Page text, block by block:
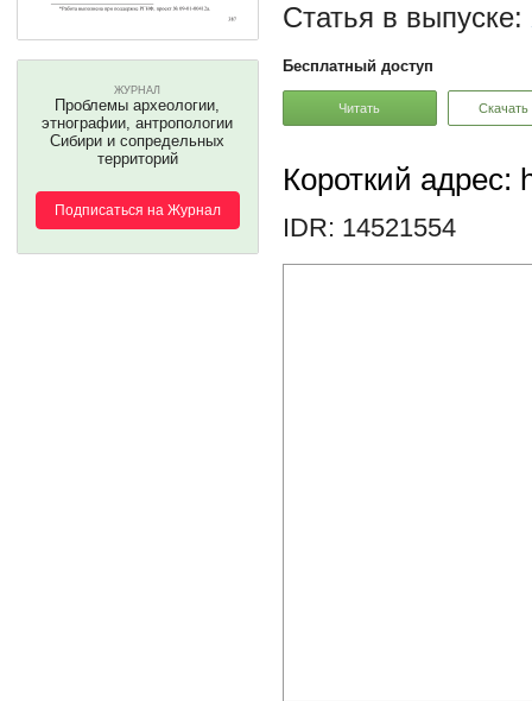
ЖУРНАЛ
Проблемы археологии,
этнографии, антропологии
Сибири и сопредельных
территорий
Подписаться на Журнал
Статья в выпуске:
Бесплатный доступ
Читать Скачать
Короткий адрес:
IDR: 14521554